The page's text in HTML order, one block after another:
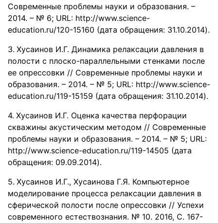
Современные проблемы науки и образования. –
2014. – № 6; URL: http://www.science-
education.ru/120-15160 (дата обращения: 31.10.2014).
Хусаинов И.Г. Динамика релаксации давления в
полости с плоско-параллельными стенками после
ее опрессовки // Современные проблемы науки и
образования. – 2014. – № 5; URL: http://www.science-
education.ru/119-15159 (дата обращения: 31.10.2014).
Хусаинов И.Г. Оценка качества перфорации
скважины акустическим методом // Современные
проблемы науки и образования. – 2014. – № 5; URL:
http://www.science-education.ru/119-14505 (дата
обращения: 09.09.2014).
Хусаинов И.Г., Хусаинова Г.Я. Компьютерное
моделирование процесса релаксации давления в
сферической полости после опрессовки // Успехи
современного естествознания. № 10. 2016, С. 167-